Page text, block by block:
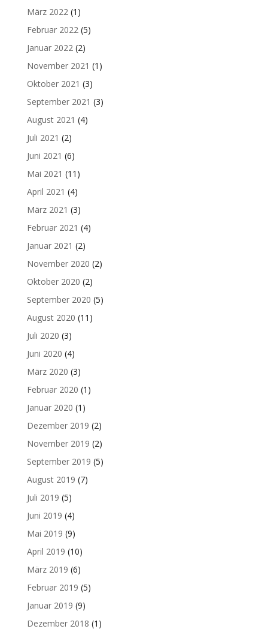
März 2022(1)
Februar 2022(5)
Januar 2022(2)
November 2021 (1)
Oktober 2021 (3)
September 2021 (3)
August 2021 (4)
Juli 2021 (2)
Juni 2021 (6)
Mai 2021 (11)
April 2021 (4)
März 2021 (3)
Februar 2021 (4)
Januar 2021 (2)
November 2020 (2)
Oktober 2020 (2)
September 2020 (5)
August 2020 (11)
Juli 2020 (3)
Juni 2020 (4)
März 2020 (3)
Februar 2020 (1)
Januar 2020 (1)
Dezember 2019 (2)
November 2019 (2)
September 2019 (5)
August 2019 (7)
Juli 2019 (5)
Juni 2019 (4)
Mai 2019 (9)
April 2019 (10)
März 2019 (6)
Februar 2019 (5)
Januar 2019 (9)
Dezember 2018 (1)